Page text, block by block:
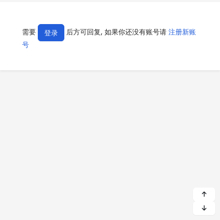
需要 登录 后方可回复, 如果你还没有账号请 注册新账
号